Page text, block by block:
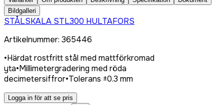
Bildgalleri
STÅLSKALA STL300 HULTAFORS
Artikelnummer: 365446
•Härdat rostfritt stål med mattförkromad
yta•Millimetergradering med röda
decimetersiffror•Tolerans ±0.3 mm
Logga in för att se pris